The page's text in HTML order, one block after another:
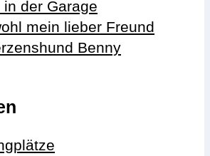
in der Garage
mein lieber Freund
Benny